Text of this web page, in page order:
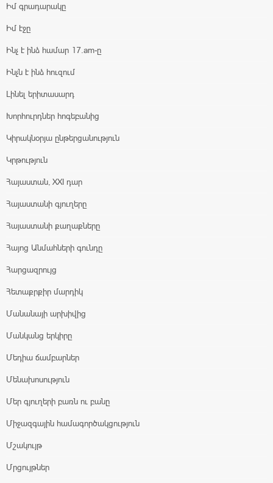
Իմ գրադարակը
Իմ էջը
Ինչ է ինձ համար 17.am-ը
Ինչն է ինձ հուզում
Լինել երիտասարդ
Խորհուրդներ հոգեբանից
Կիրակնօրյա ընթերցանություն
Կրթություն
Հայաստան, XXI դար
Հայաստանի գյուղերը
Հայաստանի քաղաքները
Հայոց Անմահների գունդը
Հարցազրույց
Հետաքրքիր մարդիկ
Մանանայի արխիվից
Մանկանց երկիրը
Մեդիա ճամբարներ
Մենախոսություն
Մեր գյուղերի բառն ու բանը
Միջազգային համագործակցություն
Մշակույթ
Մրցույթներ